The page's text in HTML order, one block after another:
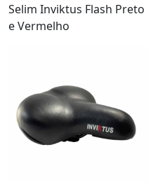
Selim Inviktus Flash Preto
e Vermelho